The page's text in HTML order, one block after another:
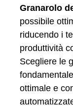
Granarolo
possibile
riducendo i
produttività
Scegliere le
ottimale e